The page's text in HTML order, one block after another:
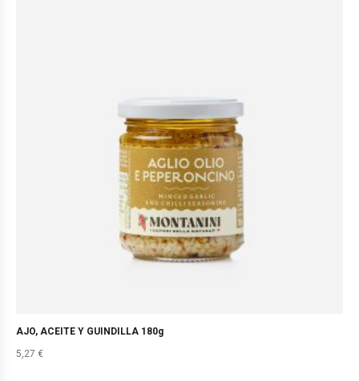
AJO, ACEITE Y GUINDILLA 180g
5,27 €